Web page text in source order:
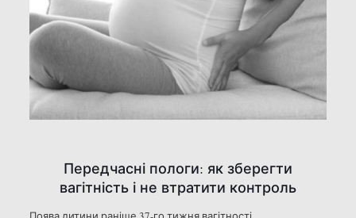
Передчасні пологи: як зберегти
вагітність і не втратити контроль